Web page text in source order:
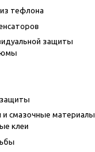
тефлона
защиты
и смазочные материалы
клеи